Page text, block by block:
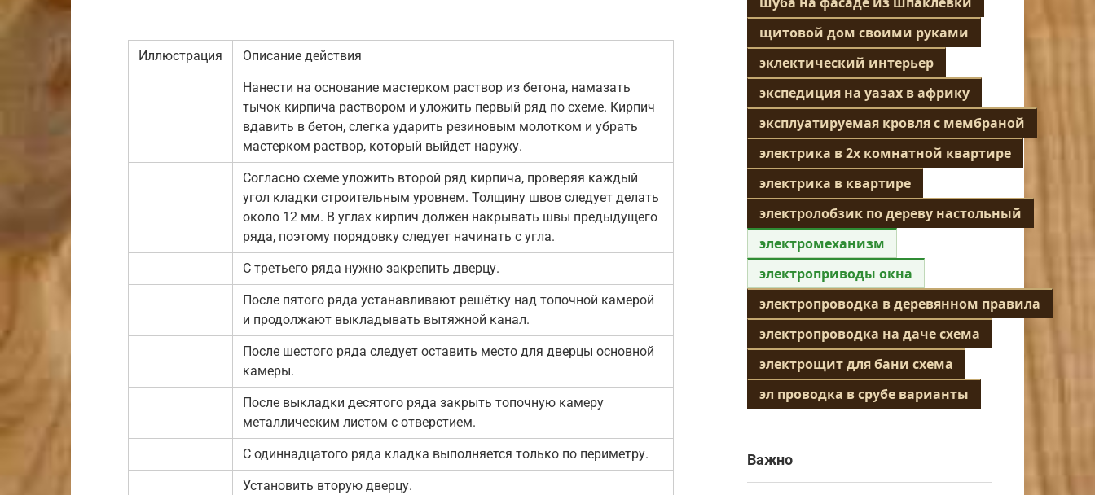
Иллюстрация Описание действия
Нанести на основание мастерком раствор из бетона, намазать
тычок кирпича раствором и уложить первый ряд по схеме. Кирпич
вдавить в бетон, слегка ударить резиновым молотком и убрать
мастерком раствор, который выйдет наружу.
Согласно схеме уложить второй ряд кирпича, проверяя каждый
угол кладки строительным уровнем. Толщину швов следует делать
около 12 мм. В углах кирпич должен накрывать швы предыдущего
ряда, поэтому порядовку следует начинать с угла.
С третьего ряда нужно закрепить дверцу.
После пятого ряда устанавливают решётку над топочной камерой
и продолжают выкладывать вытяжной канал.
После шестого ряда следует оставить место для дверцы основной
камеры.
После выкладки десятого ряда закрыть топочную камеру
металлическим листом с отверстием.
С одиннадцатого ряда кладка выполняется только по периметру.
Установить вторую дверцу.
щитовой дом своими руками
эклектический интерьер
экспедиция на уазах в африку
эксплуатируемая кровля с мембраной
электрика в 2х комнатной квартире
электрика в квартире
электролобзик по дереву настольный
электромеханизм
электроприводы окна
электропроводка в деревянном правила
электропроводка на даче схема
электрощит для бани схема
эл проводка в срубе варианты
Важно